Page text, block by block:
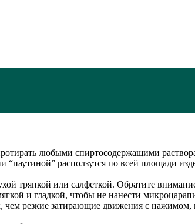
любыми спиртосодержащими
“паутиной” расползутся по всей площади
тряпкой или салфеткой. Обратите
и гладкой, чтобы не нанести
чем резкие затирающие движения с